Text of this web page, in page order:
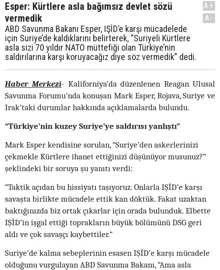
Esper: Kürtlere asla bağımsız devlet sözü
vermedik
ABD Savunma Bakanı Esper, IŞİD’e karşı mücadelede
için Suriye’de kaldıklarını belirterek, “Suriyeli Kürtlere
asla sizi 70 yıldır NATO müttefiği olan Türkiye’nin
saldırılarına karşı koruyacağız diye söz vermedik” dedi.
A+
A-
Haber Merkezi- Kaliforniya’da düzenlenen Reagan Ulusal
Savunma Forumu'nda konuşan Mark Esper, Rojava, Suriye ve
Irak’taki durumlar hakkında açıklamalarda bulundu.
“Türkiye’nin kuzey Suriye’ye saldırısı yanlıştı”
Mark Esper kendisine sorulan, “Suriye’den askerlerinizi
çekmekle Kürtlere ihanet ettiğinizi düşünüyor musunuz?”
şeklindeki bir soruya şu yanıtı verdi:
“Taktik açıdan bu hissiyatı taşıyoruz. Onlarla IŞİD’e karşı
savaşta birlikte mücadele ettik kan döktük. Fakat uzaktan
baktığınızda biz ortak çıkarlar için orada bulunduk. Elbette
IŞİD’in işgal ettiği toprakların büyük bölümünü DSG geri
aldı ve çok savaşçı kaybettiler.”
Suriye’de kalma sebeplerinin esasen IŞİD’e karşı mücadele
olduğunu vurgulayan ABD Savunma Bakanı, “Ama asla